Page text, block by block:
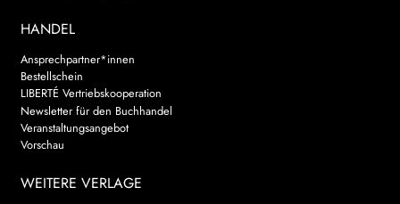
HANDEL
Ansprechpartner*innen
Bestellschein
LIBERTÉ Vertriebskooperation
Newsletter für den Buchhandel
Veranstaltungsangebot
Vorschau
WEITERE VERLAGE